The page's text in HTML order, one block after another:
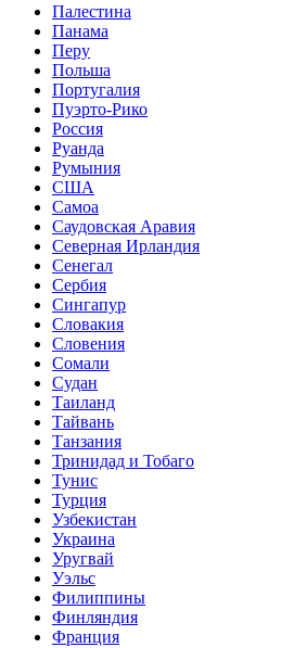
Палестина
Панама
Перу
Польша
Португалия
Пуэрто-Рико
Россия
Руанда
Румыния
США
Самоа
Саудовская Аравия
Северная Ирландия
Сенегал
Сербия
Сингапур
Словакия
Словения
Сомали
Судан
Таиланд
Тайвань
Танзания
Тринидад и Тобаго
Тунис
Турция
Узбекистан
Украина
Уругвай
Уэльс
Филиппины
Финляндия
Франция